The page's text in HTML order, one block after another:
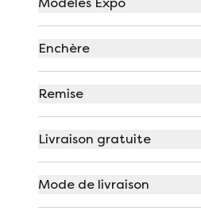
Enchère
Remise
Livraison gratuite
Mode de livraison